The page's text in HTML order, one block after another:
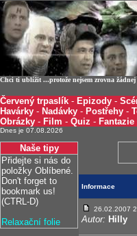
Chci ti ublížit ...protože nejsem zrovna
Červený trpaslík - Epizody -
Havárky - Nadávky - Postřehy -
Obrázky - Film - Quiz - Fantazie
Dnes je 07.08.2026
Naše tipy
Přidejte si nás do
položky Oblíbené.
Don't forget to
bookmark us!
(CTRL-D)
Relaxační folie
Informace
26.02.2007
Autor: Hilly